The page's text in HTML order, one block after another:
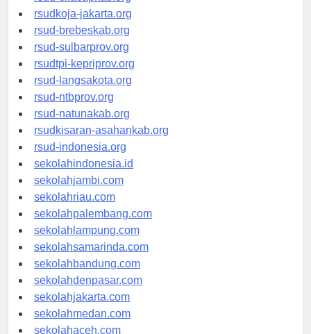
rsud-cilacapkab.org
rsudkoja-jakarta.org
rsud-brebeskab.org
rsud-sulbarprov.org
rsudtpi-kepriprov.org
rsud-langsakota.org
rsud-ntbprov.org
rsud-natunakab.org
rsudkisaran-asahankab.org
rsud-indonesia.org
sekolahindonesia.id
sekolahjambi.com
sekolahriau.com
sekolahpalembang.com
sekolahlampung.com
sekolahsamarinda.com
sekolahbandung.com
sekolahdenpasar.com
sekolahjakarta.com
sekolahmedan.com